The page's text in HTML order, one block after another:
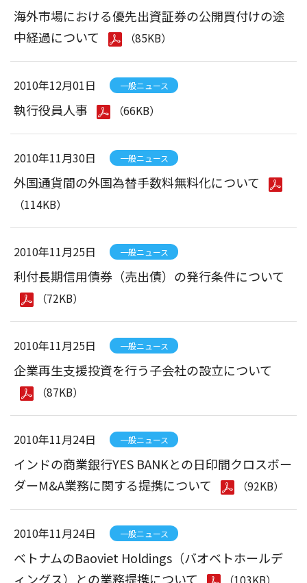
海外市場における優先出資証券の公開買付けの途
中経過について
（85KB）
2010年12月01日 一般ニュース
執行役員人事 （66KB）
2010年11月30日 一般ニュース
外国通貨間の外国為替手数料無料化について
（114KB）
2010年11月25日 一般ニュース
利付長期信用債券（売出債）の発行条件について
（72KB）
2010年11月25日 一般ニュース
企業再生支援投資を行う子会社の設立について
（87KB）
2010年11月24日 一般ニュース
インドの商業銀行YES BANKとの日印間クロスボー
ダーM&A業務に関する提携について
（92KB）
2010年11月24日 一般ニュース
ベトナムのBaoviet Holdings（バオベトホールデ
ィングス）との業務提携について
（103KB）